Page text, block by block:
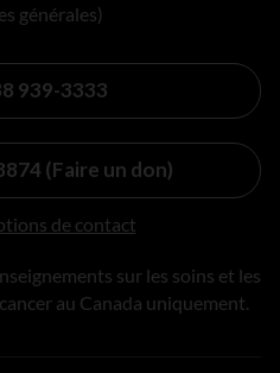
générales)
939-3333
(Faire un don)
de contact
sur les soins et les
au Canada uniquement.